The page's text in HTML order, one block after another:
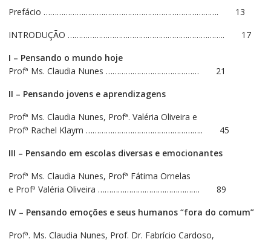
Prefácio ……………………………………………………………………. 13
INTRODUÇÃO …………………………………………………………….. 17
I – Pensando o mundo hoje
Profª Ms. Claudia Nunes …………………………………… 21
II – Pensando jovens e aprendizagens
Profª Ms. Claudia Nunes, Profª. Valéria Oliveira e
Profª Rachel Klaym …………………………………………….. 45
III – Pensando em escolas diversas e emocionantes
Profª Ms. Claudia Nunes, Profª Fátima Ornelas
e Profª Valéria Oliveira ………………………………………. 89
IV – Pensando emoções e seus humanos “fora do comum”
Profª. Ms. Claudia Nunes, Prof. Dr. Fabrício Cardoso,